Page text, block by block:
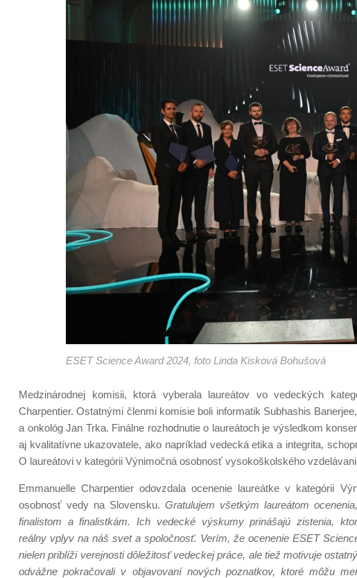
ESET Science Award 2024, foto Linda Kisková Bohušová
Medzinárodnej komisii, ktorá vyberala laureátov vo vedeckých
Charpentier. Ostatnými členmi komisie boli informatik Subhashis
a onkológ Jan Trka. Finálne rozhodnutie o laureátoch je výsledkom
aj kvalitatívne ukazovatele, ako napríklad vedecká etika a integrita,
O laureátovi v kategórii Výnimočná osobnosť vysokoškolského
Emmanuelle Charpentier odovzdala ocenenie laureátke v kategórii
osobnosť vedy na Slovensku. Gratulujem všetkým laureátom
finalistom a finalistkám. Ich vedecké výskumy prinášajú zistenia,
reálny vplyv na náš svet a spoločnosť. Verím, že ocenenie ESET
nielen priblíži verejnosti dôležitosť vedeckej práce, ale tiež motivuje
odvážne pokračovali v objavovaní nových poznatkov, ktoré môžu